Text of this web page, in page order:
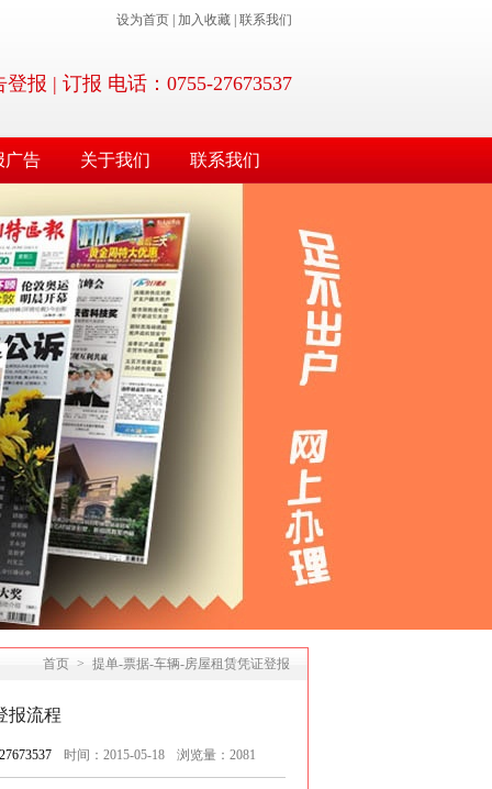
设为首页 加入收藏 联系我们
报 | 订报 电话：0755-27673537
广告 关于我们 联系我们
首页 > 提单-票据-车辆-房屋租赁凭证登报
报流程
时间：2015-05-18 浏览量： 2081